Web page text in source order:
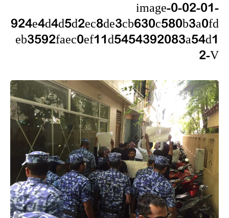
image-0-02-01-
924e4d4d5d2ec8de3cb630c580b3a0fd
eb3592faec0ef11d5454392083a54d1
2-V